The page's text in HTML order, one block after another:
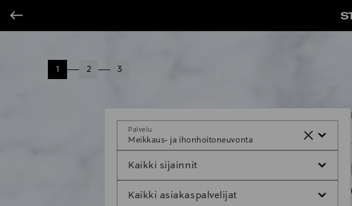
1 2 3
Palvelu
Meikkaus- ja ihonhoitoneuvonta
Kaikki sijainnit
Kaikki asiakaspalvelijat